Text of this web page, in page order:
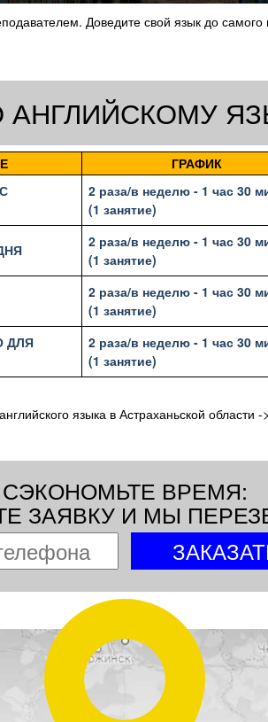
Доведите свой язык до
ГРАФИК
2 раза/в неделю - 1 час 30
(1 занятие)
2 раза/в неделю - 1 час 30
(1 занятие)
2 раза/в неделю - 1 час 30
(1 занятие)
ДЛЯ
2 раза/в неделю - 1 час 30
(1 занятие)
языка в Астраханьской области ->
СЭКОНОМЬТЕ ВРЕМЯ:
ЗАЯВКУ И МЫ